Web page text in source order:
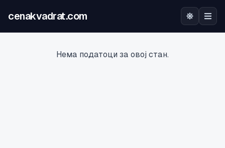
cenakvadrat.com
Нема податоци за овој стан.